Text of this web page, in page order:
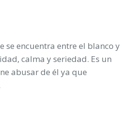
se encuentra entre el blanco y
calma y seriedad. Es un
abusar de él ya que